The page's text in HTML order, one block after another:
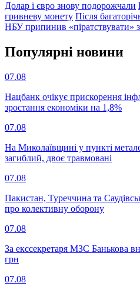
Долар і євро знову подорожчали
гривневу монету Після
НБУ припинив «піратствувати»
Популярнi новини
07.08
Нацбанк очікує прискорення
зростання економіки на 1,8%
07.08
На Миколаївщині у пункті
загиблий, двоє травмовані
07.08
Пакистан, Туреччина та
про колективну оборону
07.08
За екссекретаря МЗС Банькова
грн
07.08